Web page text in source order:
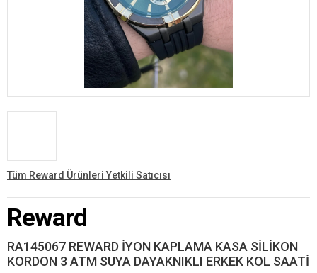
Tüm Reward Ürünleri Yetkili Satıcısı
Reward
RA145067 REWARD İYON KAPLAMA KASA SİLİKON
KORDON 3 ATM SUYA DAYAKNIKLI ERKEK KOL SAATİ